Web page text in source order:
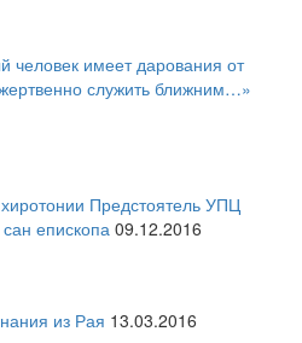
человек имеет дарования от
служить ближним…»
Предстоятель УПЦ
епископа 09.12.2016
из Рая 13.03.2016